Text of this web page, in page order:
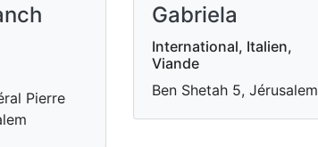
Pierre
Gabriela
International, Italien,
Viande
Ben Shetah 5, Jérusalem